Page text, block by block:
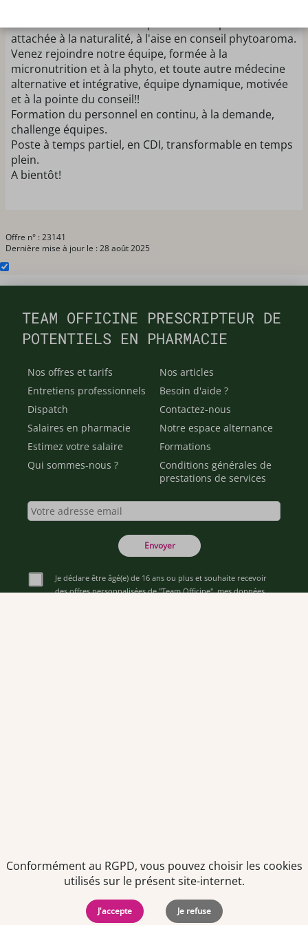
attachée à la naturalité, à l'aise en conseil phytoaroma.
Venez rejoindre notre équipe, formée à la
micronutrition et à la phyto, et toute autre médecine
alternative et intégrative, équipe dynamique, motivée
et à la pointe du conseil!!
Formation du personnel en continu, à la demande,
challenge équipes.
Poste à temps partiel, en CDI, transformable en temps
plein.
A bientôt!
Offre n° : 23141
Dernière mise à jour le : 28 août 2025
TEAM OFFICINE PRESCRIPTEUR DE
POTENTIELS EN PHARMACIE
Nos offres et tarifs
Entretiens professionnels
Dispatch
Salaires en pharmacie
Estimez votre salaire
Qui sommes-nous ?
Nos articles
Besoin d'aide ?
Contactez-nous
Notre espace alternance
Formations
Conditions générales de
prestations de services
Envoyer
Je déclare être âgé(e) de 16 ans ou plus et souhaite recevoir
des offres personnalisées de "Team Officine", mes données
données
personnelles
Officine. Tous droits
réservés.
cookies
Conformément au RGPD, vous pouvez choisir les cookies
utilisés sur le présent site-internet.
J'accepte Je refuse